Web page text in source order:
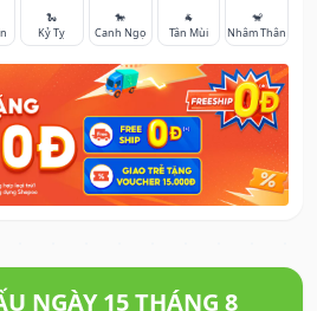
🐍
Kỷ Tỵ
🐎
Canh Ngọ
🐐
Tân Mùi
🐒
Nhâm Thân
NGÀY 15 THÁNG 8